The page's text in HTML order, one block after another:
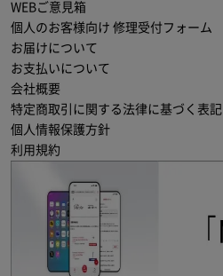
WEBご意見箱
個人のお客様向け 修理受付フォーム
お届けについて
お支払いについて
会社概要
特定商取引に関する法律に基づく表記
個人情報保護方針
利用規約